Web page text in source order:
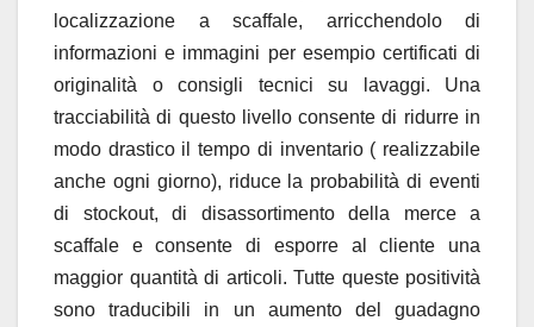
localizzazione a scaffale, arricchendolo di
informazioni e immagini per esempio certificati di
originalità o consigli tecnici su lavaggi. Una
tracciabilità di questo livello consente di ridurre in
modo drastico il tempo di inventario ( realizzabile
anche ogni giorno), riduce la probabilità di eventi
di stockout, di disassortimento della merce a
scaffale e consente di esporre al cliente una
maggior quantità di articoli. Tutte queste positività
sono traducibili in un aumento del guadagno